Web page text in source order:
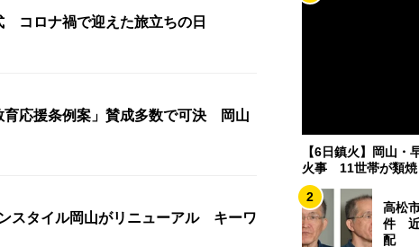
コロナ禍で迎えた旅立ちの日
応援条例案」賛成多数で可決 岡山
スタイル岡山がリニューアル キーワ
【6日鎮火】岡山・
火事 11世帯が類焼
2
高松
件 近
配